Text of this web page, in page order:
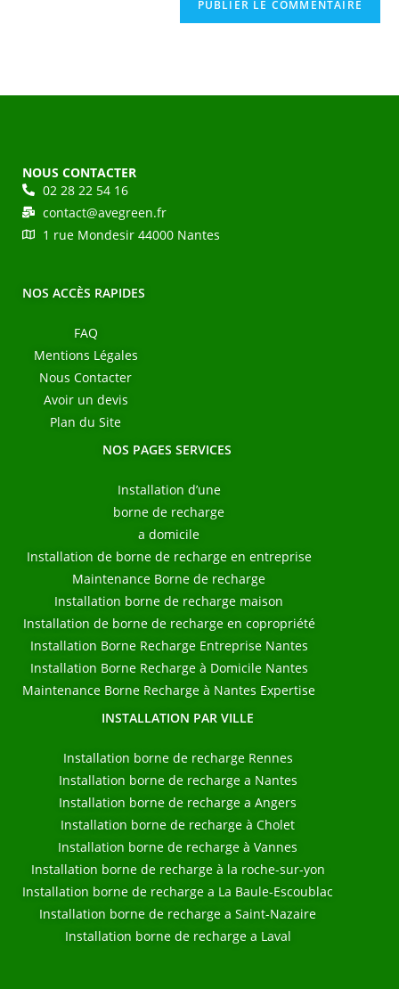
NOUS CONTACTER
02 28 22 54 16
contact@avegreen.fr
1 rue Mondesir 44000 Nantes
NOS ACCÈS RAPIDES
FAQ
Mentions Légales
Nous Contacter
Avoir un devis
Plan du Site
NOS PAGES SERVICES
Installation d’une
borne de recharge
a domicile
Installation de borne de recharge en entreprise
Maintenance Borne de recharge
Installation borne de recharge maison
Installation de borne de recharge en copropriété
Installation Borne Recharge Entreprise Nantes
Installation Borne Recharge à Domicile Nantes
Maintenance Borne Recharge à Nantes Expertise
INSTALLATION PAR VILLE
Installation borne de recharge Rennes
Installation borne de recharge a Nantes
Installation borne de recharge a Angers
Installation borne de recharge à Cholet
Installation borne de recharge à Vannes
Installation borne de recharge à la roche-sur-yon
Installation borne de recharge a La Baule-Escoublac
Installation borne de recharge a Saint-Nazaire
Installation borne de recharge a Laval